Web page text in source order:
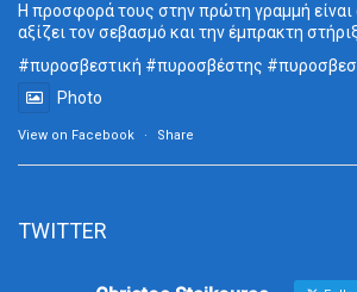
Η προσφορά τους στην πρώτη γραμμή είναι
αξίζει τον σεβασμό και την έμπρακτη
#πυροσβεστική #πυροσβέστης
Photo
View on Facebook · Share
TWITTER